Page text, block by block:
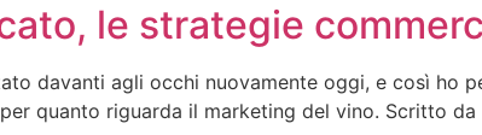
le strategie
davanti agli occhi nuovamente oggi, e così ho
quanto riguarda il marketing del vino. Scritto da